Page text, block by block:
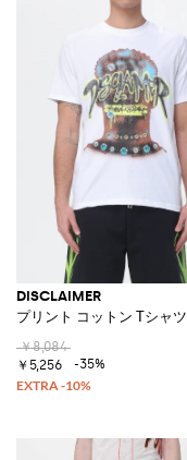
DISCLAIMER
プリント コットン Tシャツ
￥8,084
￥5,256
-35%